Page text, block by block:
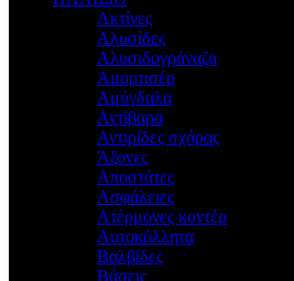
Ακτίνες
Αλυσίδες
Αλυσιδογράναζα
Αμορτισέρ
Αμύγδαλα
Αντίβαρα
Αντιρίδες σχάρας
Άξονες
Αποστάτες
Ασφάλειες
Ατέρμονες κοντέρ
Αυτοκόλλητα
Βαλβίδες
Βάσεις